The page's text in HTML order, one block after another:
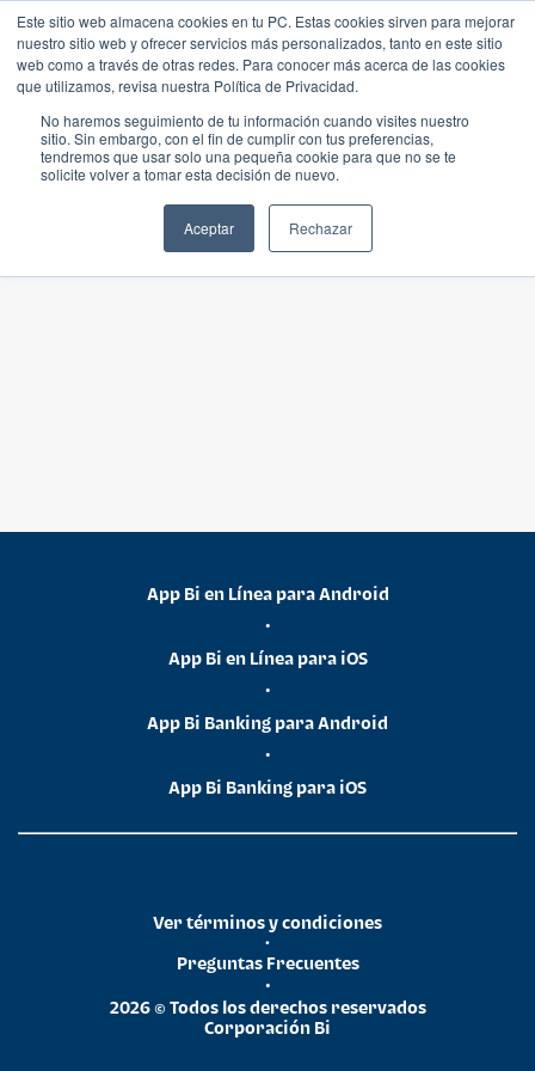
Este sitio web almacena cookies en tu PC. Estas cookies sirven para mejorar
nuestro sitio web y ofrecer servicios más personalizados, tanto en este sitio
web como a través de otras redes. Para conocer más acerca de las cookies
que utilizamos, revisa nuestra Política de Privacidad.
No haremos seguimiento de tu información cuando visites nuestro
sitio. Sin embargo, con el fin de cumplir con tus preferencias,
tendremos que usar solo una pequeña cookie para que no se te
solicite volver a tomar esta decisión de nuevo.
Aceptar Rechazar
App Bi en Línea para Android
•
App Bi en Línea para iOS
•
App Bi Banking para Android
•
App Bi Banking para iOS
2026 © Todos los derechos reservados
Corporación Bi
•
Preguntas Frecuentes
•
Ver términos y condiciones